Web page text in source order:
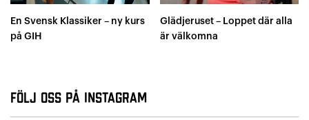
En Svensk Klassiker – ny kurs
på GIH
Glädjeruset – Loppet där alla
är välkomna
Följ oss på Instagram